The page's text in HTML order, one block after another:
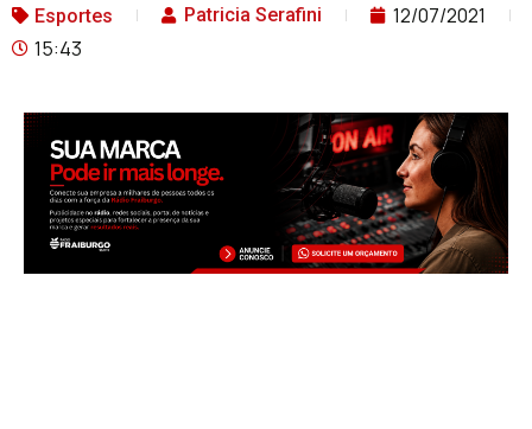
Esportes Patricia Serafini
12/07/2021
15:43